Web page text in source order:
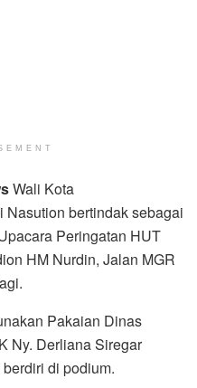
Wali Kota
bertindak sebagai
Peringatan HUT
HM Nurdin, Jalan MGR
Pakaian Dinas
Ny. Derliana Siregar
di podium.